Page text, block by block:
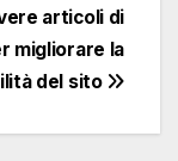
articoli di
migliorare la
del sito